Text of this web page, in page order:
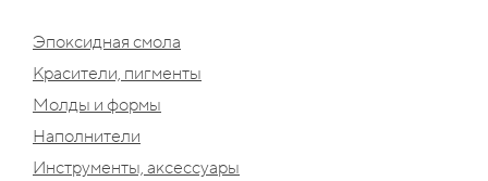
Эпоксидная смола
Красители, пигменты
Молды и формы
Наполнители
Инструменты, аксессуары